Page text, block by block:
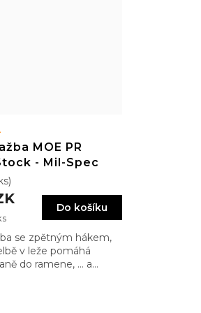
MOE PR
- Mil-Spec
Do košíku
se zpětným hákem,
v leže pomáhá
do ramene, … a